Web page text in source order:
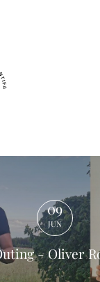
- Oliver